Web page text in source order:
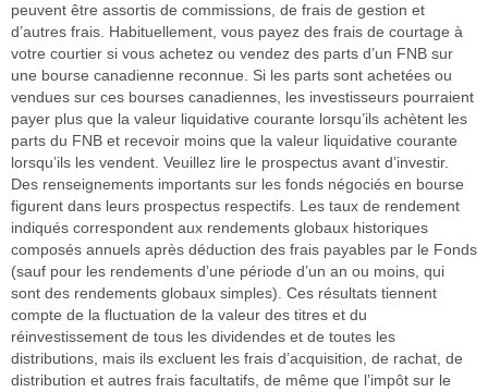
peuvent être assortis de commissions, de frais de gestion et
d’autres frais. Habituellement, vous payez des frais de courtage à
votre courtier si vous achetez ou vendez des parts d’un FNB sur
une bourse canadienne reconnue. Si les parts sont achetées ou
vendues sur ces bourses canadiennes, les investisseurs pourraient
payer plus que la valeur liquidative courante lorsqu’ils achètent les
parts du FNB et recevoir moins que la valeur liquidative courante
lorsqu’ils les vendent. Veuillez lire le prospectus avant d’investir.
Des renseignements importants sur les fonds négociés en bourse
figurent dans leurs prospectus respectifs. Les taux de rendement
indiqués correspondent aux rendements globaux historiques
composés annuels après déduction des frais payables par le Fonds
(sauf pour les rendements d’une période d’un an ou moins, qui
sont des rendements globaux simples). Ces résultats tiennent
compte de la fluctuation de la valeur des titres et du
réinvestissement de tous les dividendes et de toutes les
distributions, mais ils excluent les frais d’acquisition, de rachat, de
distribution et autres frais facultatifs, de même que l’impôt sur le